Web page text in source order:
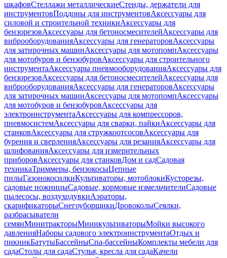
шкафовСтеллажи металлическиеСтенды, держатели для
инструментовПоддоны для инструментовАксессуары для
силовой и строительной техникиАксессуары для
бензорезовАксессуары для бетоносмесителейАксессуары для
виброоборудованияАксессуары для генераторовАксессуары
для затирочных машинАксессуары для мотопомпАксессуары
для мотобуров и бензобуровАксессуары для строительного
инструментаАксессуары пневмооборудованияАксессуары для
бензорезовАксессуары для бетоносмесителейАксессуары для
виброоборудованияАксессуары для генераторовАксессуары
для затирочных машинАксессуары для мотопомпАксессуары
для мотобуров и бензобуровАксессуары для
электроинструментаАксессуары для компрессоров,
пневмосистемАксессуары для сварки, пайкиАксессуары для
станковАксессуары для стружкоотсосовАксессуары для
бурения и сверленияАксессуары для резанияАксессуары для
шлифованияАксессуары для измерительных
приборовАксессуары для станковДом и садСадовая
техникаТриммеры, бензокосыЦепные
пилыГазонокосилкиКультиваторы, мотоблокиКусторезы,
садовые ножницыСадовые, кормовые измельчителиСадовые
пылесосы, воздуходувкиАэраторы,
скарификаторыСнегоуборщикиДровоколыСеялки,
разбрасыватели
семянМинитракторыМиникультиваторыМойки высокого
давленияНаборы садового электроинструментаОтдых и
пикникБатутыБассейныСпа-бассейныКомплекты мебели для
садаСтолы для садаСтулья, кресла для садаКачели